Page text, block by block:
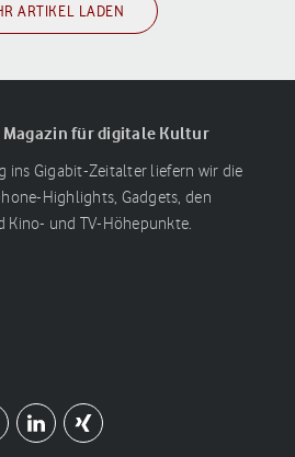
ARTIKEL LADEN
für digitale Kultur
ins Gigabit-Zeitalter liefern wir die
Highlights, Gadgets, den
Kino- und TV-Höhepunkte.